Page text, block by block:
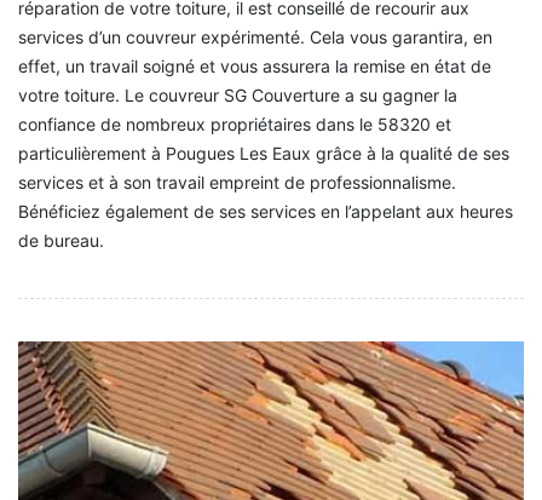
réparation de votre toiture, il est conseillé de recourir aux
services d’un couvreur expérimenté. Cela vous garantira, en
effet, un travail soigné et vous assurera la remise en état de
votre toiture. Le couvreur SG Couverture a su gagner la
confiance de nombreux propriétaires dans le 58320 et
particulièrement à Pougues Les Eaux grâce à la qualité de ses
services et à son travail empreint de professionnalisme.
Bénéficiez également de ses services en l’appelant aux heures
de bureau.